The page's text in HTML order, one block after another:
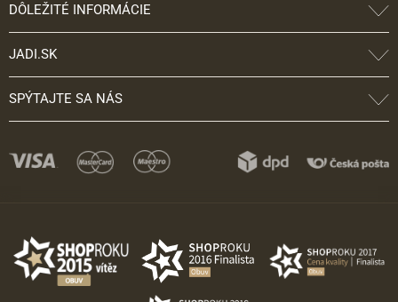
DÔLEŽITÉ INFORMÁCIE
JADI.SK
SPÝTAJTE SA NÁS